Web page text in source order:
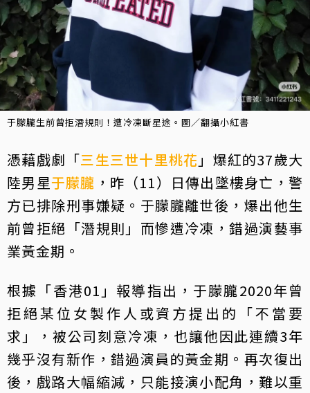
于朦朧生前曾拒潛規則！遭冷凍斷星途。圖／翻攝小紅書
憑藉戲劇「三生三世十里桃花 」爆紅的37歲大
陸男星于朦朧 ，昨（11）日傳出墜樓身亡，警
方已排除刑事嫌疑。于朦朧離世後，爆出他生
前曾拒絕「潛規則」而慘遭冷凍，錯過演藝事
業黃金期。
根據「香港01」報導指出，于朦朧2020年曾
拒絕某位女製作人或資方提出的「不當要
求」，被公司刻意冷凍，也讓他因此連續3年
幾乎沒有新作，錯過演員的黃金期。再次復出
後，戲路大幅縮減，只能接演小配角，難以重